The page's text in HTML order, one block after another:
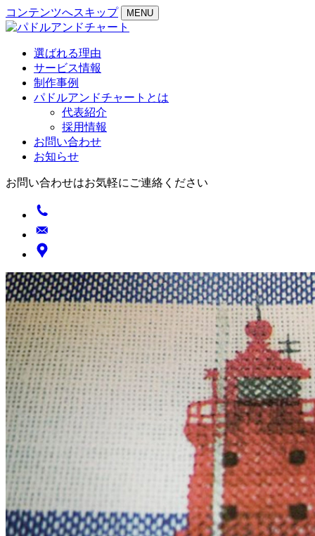
コンテンツへスキップ MENU
選ばれる理由
サービス情報
制作事例
パドルアンドチャートとは
代表紹介
採用情報
お問い合わせ
お知らせ
お問い合わせはお気軽にご連絡ください